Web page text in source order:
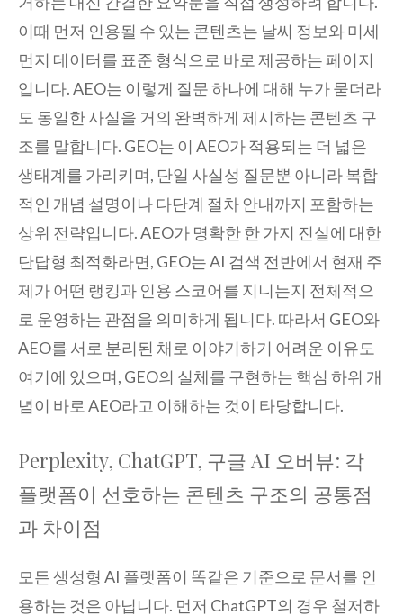
이때 먼저 인용될 수 있는 콘텐츠는 날씨 정보와 미세
먼지 데이터를 표준 형식으로 바로 제공하는 페이지
입니다. AEO는 이렇게 질문 하나에 대해 누가 묻더라
도 동일한 사실을 거의 완벽하게 제시하는 콘텐츠 구
조를 말합니다. GEO는 이 AEO가 적용되는 더 넓은
생태계를 가리키며, 단일 사실성 질문뿐 아니라 복합
적인 개념 설명이나 다단계 절차 안내까지 포함하는
상위 전략입니다. AEO가 명확한 한 가지 진실에 대한
단답형 최적화라면, GEO는 AI 검색 전반에서 현재 주
제가 어떤 랭킹과 인용 스코어를 지니는지 전체적으
로 운영하는 관점을 의미하게 됩니다. 따라서 GEO와
AEO를 서로 분리된 채로 이야기하기 어려운 이유도
여기에 있으며, GEO의 실체를 구현하는 핵심 하위 개
념이 바로 AEO라고 이해하는 것이 타당합니다.
Perplexity, ChatGPT, 구글 AI 오버뷰: 각
플랫폼이 선호하는 콘텐츠 구조의 공통점
과 차이점
모든 생성형 AI 플랫폼이 똑같은 기준으로 문서를 인
용하는 것은 아닙니다. 먼저 ChatGPT의 경우 철저하